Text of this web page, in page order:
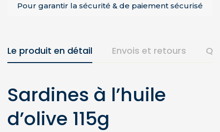
Pour garantir la sécurité & de paiement sécurisé
Le produit en détail Envois et retours
Sardines à l’huile
d’olive 115g